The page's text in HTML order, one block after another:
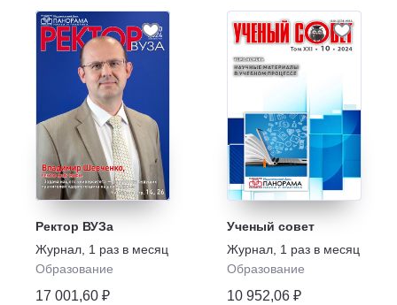
Ректор ВУЗа
Журнал 1 раз в месяц
Образование
17 001,60 ₽
Ученый совет
Журнал 1 раз в месяц
Образование
10 952,06 ₽